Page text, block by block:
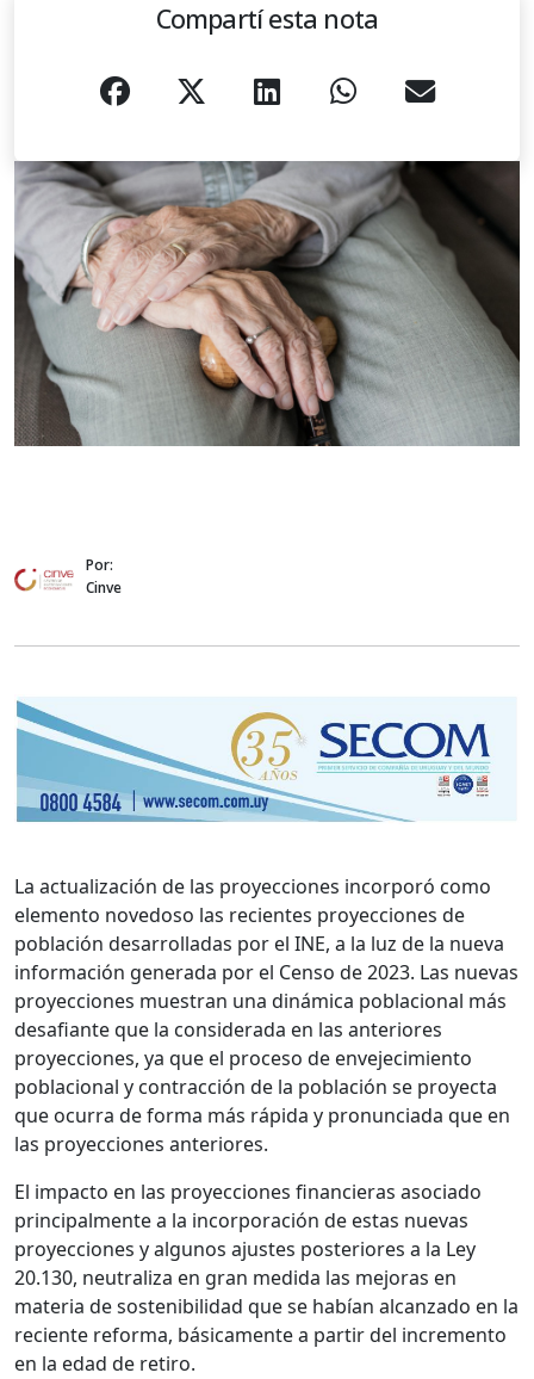
Compartí esta nota
Por:
Cinve
La actualización de las proyecciones incorporó como
elemento novedoso las recientes proyecciones de
población desarrolladas por el INE, a la luz de la nueva
información generada por el Censo de 2023. Las nuevas
proyecciones muestran una dinámica poblacional más
desafiante que la considerada en las anteriores
proyecciones, ya que el proceso de envejecimiento
poblacional y contracción de la población se proyecta
que ocurra de forma más rápida y pronunciada que en
las proyecciones anteriores.
El impacto en las proyecciones financieras asociado
principalmente a la incorporación de estas nuevas
proyecciones y algunos ajustes posteriores a la Ley
20.130, neutraliza en gran medida las mejoras en
materia de sostenibilidad que se habían alcanzado en la
reciente reforma, básicamente a partir del incremento
en la edad de retiro.